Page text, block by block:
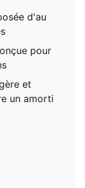
d'au
pour
et
un amorti